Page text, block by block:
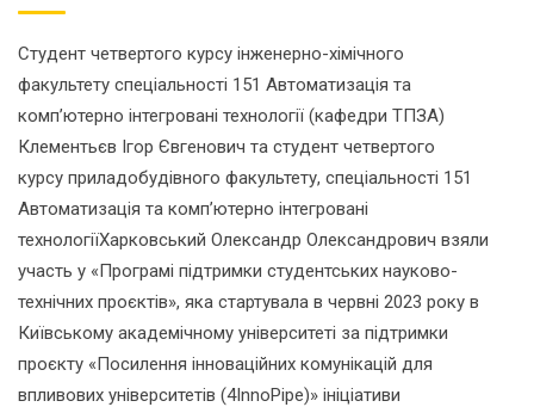
Студент четвертого курсу інженерно-хімічного
факультету спеціальності 151 Автоматизація та
комп’ютерно інтегровані технології (кафедри ТПЗА)
Клементьєв Ігор Євгенович та студент четвертого
курсу приладобудівного факультету, спеціальності 151
Автоматизація та комп’ютерно інтегровані
технологіїХарковський Олександр Олександрович взяли
участь у «Програмі підтримки студентських науково-
технічних проєктів», яка стартувала в червні 2023 року в
Київському академічному університеті за підтримки
проєкту «Посилення інноваційних комунікацій для
впливових університетів (4InnoPipe)» ініціативи